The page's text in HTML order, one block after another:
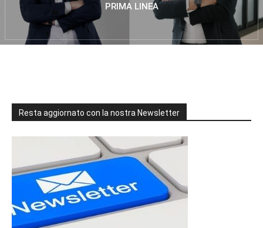
PRIMA LINEA
Resta aggiornato con la nostra Newsletter